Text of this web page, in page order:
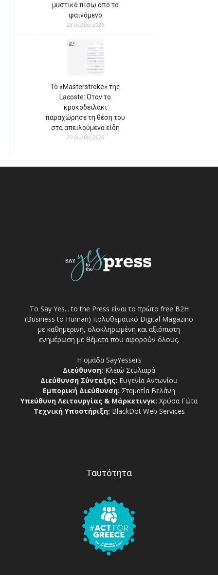
μυστικό πίσω από το
φαινόμενο
23 Ιουλίου 2026
Το «Masterstroke» της
Lacoste: Όταν το
κροκοδειλάκι
παραχώρησε τη θέση του
στα απειλούμενα είδη
23 Ιουλίου 2026
Το Say Yes... to the Press είναι το πρώτο free Β2Η
(Business to Human) πολυθεματικό Digital Magazino
με καθημερινή, ολοκληρωμένη και αξιόπιστη
ενημέρωση με θέματα που αφορούν όλους.
Η ομάδα SayYessers
Διεύθυνση: Κλειώ Στυλιαρά
Διεύθυνση Σύνταξης: Ευγενία Αντωνίου
Εμπορική Διεύθυνση: Σταματία Βελάνη
Υπεύθυνη Λειτουργίας & Μάρκετινγκ: Χρύσα Γώτα
Τεχνική Υποστήριξη: BlackDot Web Services
Ταυτότητα